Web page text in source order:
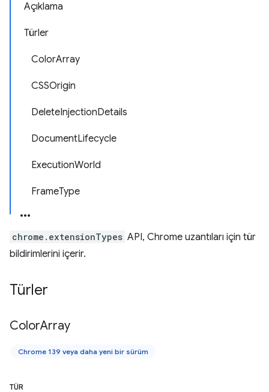
Açıklama
Türler
ColorArray
CSSOrigin
DeleteInjectionDetails
DocumentLifecycle
ExecutionWorld
FrameType
chrome.extensionTypes API, Chrome uzantıları için tür
bildirimlerini içerir.
Türler
ColorArray
Chrome 139 veya daha yeni bir sürüm
TÜR